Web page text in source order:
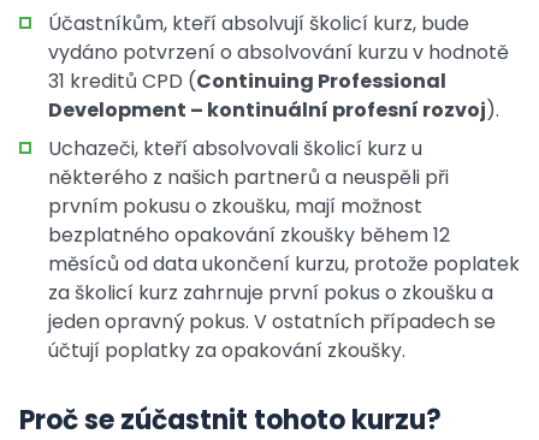
Účastníkům, kteří absolvují školicí kurz, bude
vydáno potvrzení o absolvování kurzu v hodnotě
31 kreditů CPD (Continuing Professional
Development – kontinuální profesní rozvoj).
Uchazeči, kteří absolvovali školicí kurz u
některého z našich partnerů a neuspěli při
prvním pokusu o zkoušku, mají možnost
bezplatného opakování zkoušky během 12
měsíců od data ukončení kurzu, protože poplatek
za školicí kurz zahrnuje první pokus o zkoušku a
jeden opravný pokus. V ostatních případech se
účtují poplatky za opakování zkoušky.
Proč se zúčastnit tohoto kurzu?